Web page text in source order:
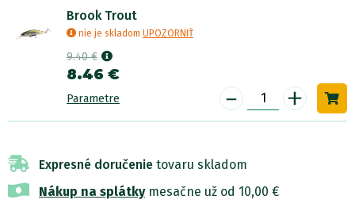
Brook Trout
nie je skladom UPOZORNIŤ
9.40 €
8.46 €
Parametre - +
Expresné doručenie tovaru skladom
Nákup na splátkymesačne už od 10,00 €